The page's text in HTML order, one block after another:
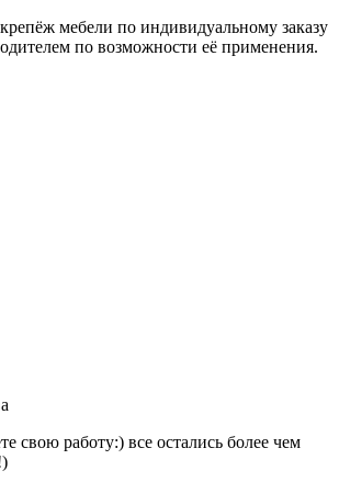
мебели по индивидуальному заказу
по возможности её применения.
свою работу:) все остались более чем